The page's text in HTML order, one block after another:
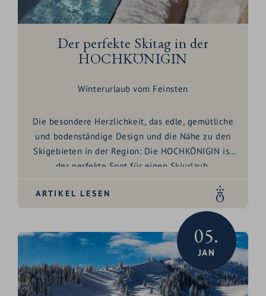
Der perfekte Skitag in der
HOCHKÖNIGIN
Winterurlaub vom Feinsten
Die besondere Herzlichkeit, das edle, gemütliche
und bodenständige Design und die Nähe zu den
Skigebieten in der Region: Die HOCHKÖNIGIN ist
der perfekte Spot für einen Skiurlaub.
ARTIKEL LESEN
05.
JAN